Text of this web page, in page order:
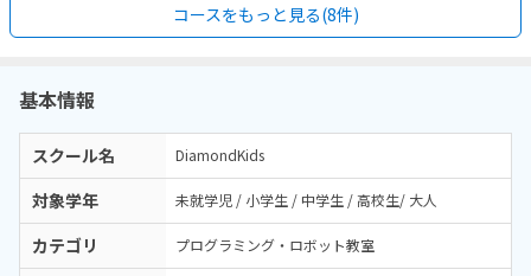
コースをもっと見る(8件)
基本情報
スクール名 DiamondKids
対象学年 未就学児 / 小学生 / 中学生 / 高校生/ 大人
カテゴリ プログラミング・ロボット教室